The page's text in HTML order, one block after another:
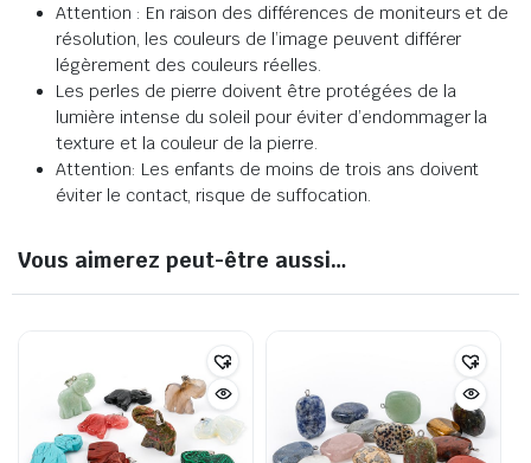
Attention : En raison des différences de moniteurs et de
résolution, les couleurs de l’image peuvent différer
légèrement des couleurs réelles.
Les perles de pierre doivent être protégées de la
lumière intense du soleil pour éviter d’endommager la
texture et la couleur de la pierre.
Attention: Les enfants de moins de trois ans doivent
éviter le contact, risque de suffocation.
Vous aimerez peut-être aussi…